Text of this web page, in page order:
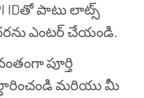
పాటు లాట్స్
ఎంటర్ చేయండి.
పూర్తి
మరియు మీ